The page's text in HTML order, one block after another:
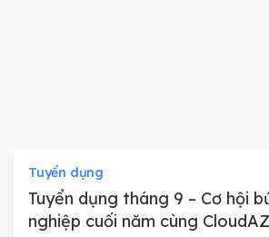
Tuyển dụng
Tuyển dụng tháng 9 – Cơ hội
nghiệp cuối năm cùng CloudAZ